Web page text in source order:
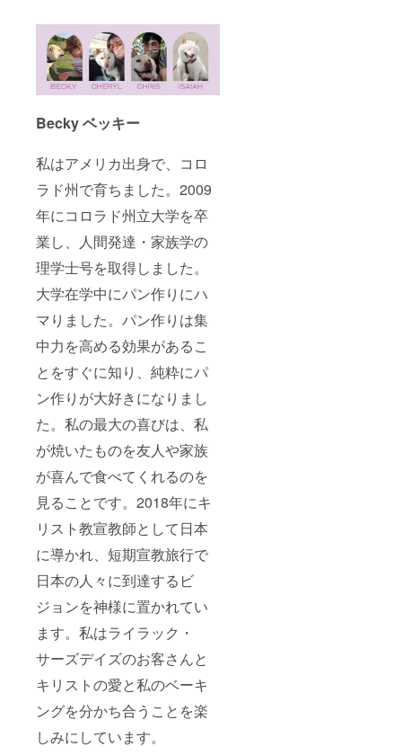
Becky ベッキー
私はアメリカ出身で、コロ
ラド州で育ちました。2009
年にコロラド州立大学を卒
業し、人間発達・家族学の
理学士号を取得しました。
大学在学中にパン作りにハ
マりました。パン作りは集
中力を高める効果があるこ
とをすぐに知り、純粋にパ
ン作りが大好きになりまし
た。私の最大の喜びは、私
が焼いたものを友人や家族
が喜んで食べてくれるのを
見ることです。2018年にキ
リスト教宣教師として日本
に導かれ、短期宣教旅行で
日本の人々に到達するビ
ジョンを神様に置かれてい
ます。私はライラック・
サーズデイズのお客さんと
キリストの愛と私のベーキ
ングを分かち合うことを楽
しみにしています。